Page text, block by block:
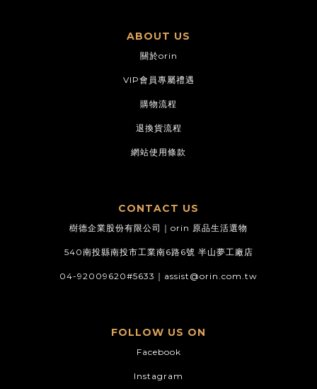
ABOUT US
關於orin
VIP會員專屬禮遇
購物流程
退換貨流程
網站使用條款
CONTACT US
樹德企業股份有限公司｜orin 原品生活選物
540南投縣南投市工業南6路6號 半山夢工廠店
04-92009620#5633｜ assist@orin.com.tw
FOLLOW US ON
Facebook
Instagram